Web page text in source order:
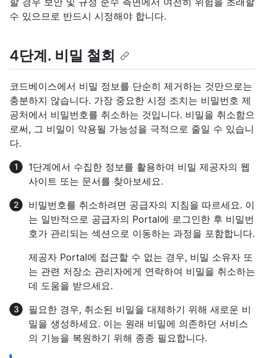
수 있으므로 반드시 시정해야 합니다.
4단계. 비밀 철회
코드베이스에서 비밀 정보를 단순히 제거하는 것만으로는
충분하지 않습니다. 가장 중요한 시정 조치는 비밀번호 제
공처에서 비밀번호를 취소하는 것입니다. 비밀을 취소함으
로써, 그 비밀이 악용될 가능성을 극적으로 줄일 수 있습니
다.
1단계에서 수집한 정보를 활용하여 비밀 제공자의 웹
사이트 또는 문서를 찾아보세요.
비밀번호를 취소하려면 공급자의 지침을 따르세요. 이
는 일반적으로 공급자의 Portal에 로그인한 후 비밀번
호가 관리되는 섹션으로 이동하는 과정을 포함합니다.
제공자 Portal에 접근할 수 없는 경우, 비밀 소유자 또
는 관련 저장소 관리자에게 연락하여 비밀을 취소하는
데 도움을 받으세요.
필요한 경우, 취소된 비밀을 대체하기 위해 새로운 비
밀을 생성하세요. 이는 원래 비밀에 의존하던 서비스
의 기능을 복원하기 위해 종종 필요합니다.